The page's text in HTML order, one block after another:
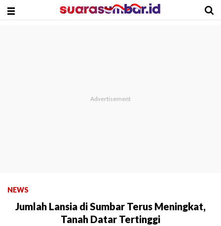
NEWS
Jumlah Lansia di Sumbar Terus Meningkat,
Tanah Datar Tertinggi